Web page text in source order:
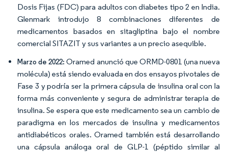
Dosis Fijas (FDC) para adultos con diabetes tipo 2 en India.
Glenmark introdujo 8 combinaciones diferentes de
medicamentos basados en sitagliptina bajo el nombre
comercial SITAZIT y sus variantes a un precio asequible.
Marzo de 2022: Oramed anunció que ORMD-0801 (una nueva
molécula) está siendo evaluada en dos ensayos pivotales de
Fase 3 y podría ser la primera cápsula de insulina oral con la
forma más conveniente y segura de administrar terapia de
insulina. Se espera que este medicamento sea un cambio de
paradigma en los mercados de insulina y medicamentos
antidiabéticos orales. Oramed también está desarrollando
una cápsula análoga oral de GLP-1 (péptido similar al